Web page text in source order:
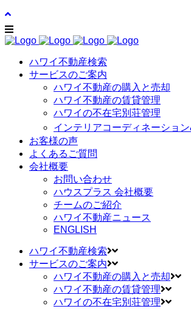
ハワイ不動産検索
サービスのご案内
ハワイ不動産の購入と売却
ハワイ不動産の賃貸管理
ハワイの不在宅別荘管理
インテリアコーディネーショ
お客様の声
よくあるご質問
会社概要
お問い合わせ
ハウスプラス 会社概要
チームのご紹介
ハワイ不動産ニュース
ENGLISH
ハワイ不動産検索
サービスのご案内
ハワイ不動産の購入と売却
ハワイ不動産の賃貸管理
ハワイの不在宅別荘管理